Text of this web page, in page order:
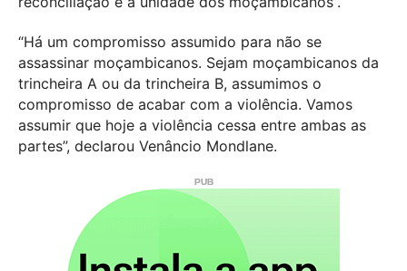
“Há um compromisso assumido para não se
assassinar moçambicanos. Sejam moçambicanos da
trincheira A ou da trincheira B, assumimos o
compromisso de acabar com a violência. Vamos
assumir que hoje a violência cessa entre ambas as
partes”, declarou Venâncio Mondlane.